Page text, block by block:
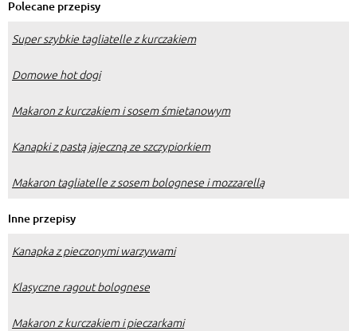
Polecane przepisy
Super szybkie tagliatelle z kurczakiem
Domowe hot dogi
Makaron z kurczakiem i sosem śmietanowym
Kanapki z pastą jajeczną ze szczypiorkiem
Makaron tagliatelle z sosem bolognese i mozzarellą
Inne przepisy
Kanapka z pieczonymi warzywami
Klasyczne ragout bolognese
Makaron z kurczakiem i pieczarkami